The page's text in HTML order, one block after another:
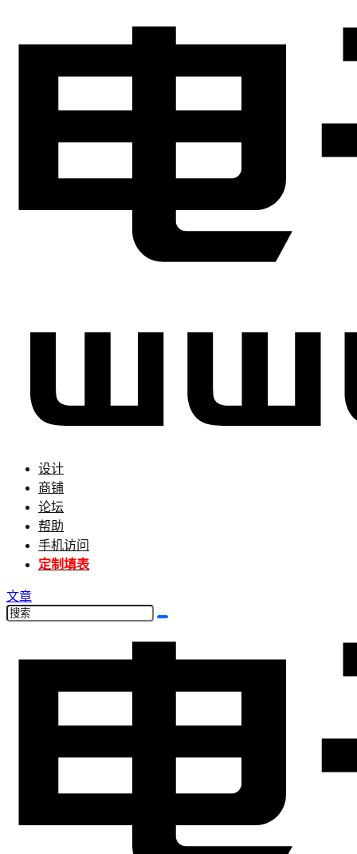
设计
商铺
论坛
帮助
手机访问
定制填表
文章